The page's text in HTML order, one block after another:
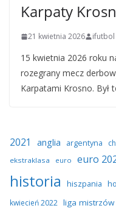
Karpaty
21 kwietnia 2026 ifutbol
15 kwietnia 2026 roku
rozegrany mecz
Karpatami Krosno. Był
2021 anglia argentyna
ekstraklasa
euro euro
historia hiszpania
kwiecień 2022 liga mistrzów